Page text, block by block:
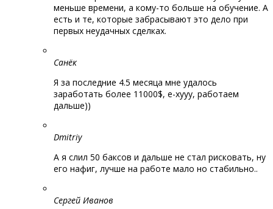
меньше времени, а кому-то больше на обучение. А
есть и те, которые забрасывают это дело при
первых неудачных сделках.
Санёк
Я за последние 4.5 месяца мне удалось
заработать более 11000$, е-хууу, работаем
дальше))
Dmitriy
А я слил 50 баксов и дальше не стал рисковать, ну
его нафиг, лучше на работе мало но стабильно..
Сергей Иванов